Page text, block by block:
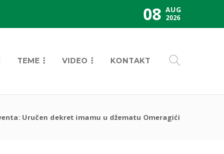
08 AUG
2026
TEME VIDEO KONTAKT
Uručen dekret imamu u džematu Omeragići